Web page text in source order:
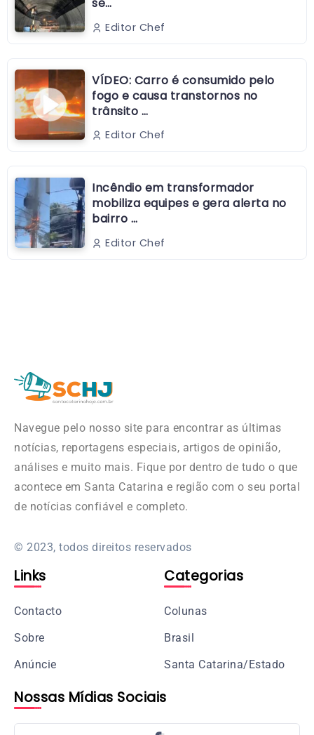
Editor Chef
VÍDEO: Carro é consumido pelo
fogo e causa transtornos no
trânsito …
Editor Chef
Incêndio em transformador
mobiliza equipes e gera alerta no
bairro …
Editor Chef
Navegue pelo nosso site para encontrar as últimas
notícias, reportagens especiais, artigos de opinião,
análises e muito mais. Fique por dentro de tudo o que
acontece em Santa Catarina e região com o seu portal
de notícias confiável e completo.
© 2023, todos direitos reservados
Links
Contacto
Sobre
Anúncie
Categorias
Colunas
Brasil
Santa Catarina/Estado
Nossas Mídias Sociais